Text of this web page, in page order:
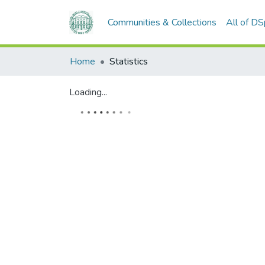
Communities & Collections All of
Home Statistics
Loading...